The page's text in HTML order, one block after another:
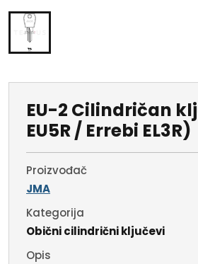
EU-2 Cilindričan
EU5R / Errebi EL3R)
Proizvođač
JMA
Kategorija
Obični cilindrični ključevi
Opis